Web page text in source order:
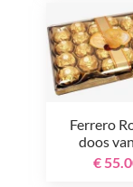
Ferrero
doos
€